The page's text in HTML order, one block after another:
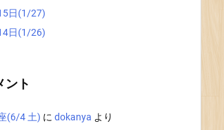
日(1/27)
日(1/26)
ント
(6/4 土) に dokanya より